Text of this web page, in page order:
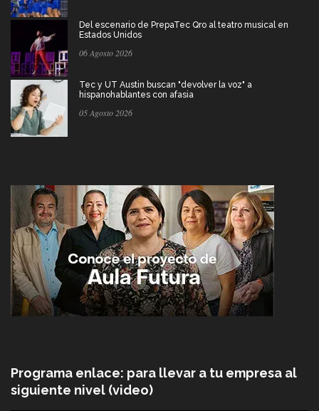
Del escenario de PrepaTec Qro al teatro musical en
Estados Unidos
06 Agosto 2026
Tec y UT Austin buscan "devolver la voz" a
hispanohablantes con afasia
05 Agosto 2026
Programa enlace: para llevar a tu empresa al
siguiente nivel (video)